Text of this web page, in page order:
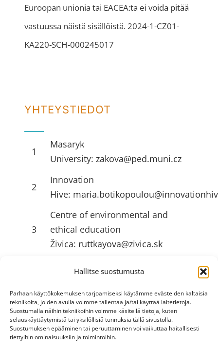
Hallitse suostumusta
Parhaan käyttökokemuksen tarjoamiseksi käytämme evästeiden kaltaisia
tekniikoita, joiden avulla voimme tallentaa ja/tai käyttää laitetietoja.
Suostumalla näihin tekniikoihin voimme käsitellä tietoja, kuten
selauskäyttäytymistä tai yksilöllisiä tunnuksia tällä sivustolla.
Suostumuksen epääminen tai peruuttaminen voi vaikuttaa haitallisesti
tiettyihin ominaisuuksiin ja toimintoihin.
Euroopan unionia tai EACEA:ta ei voida pitää
vastuussa näistä sisällöistä. 2024-1-CZ01-
KA220-SCH-000245017
YHTEYSTIEDOT
1
Masaryk
University:zakova@ped.muni.cz
2
Innovation
Hive:
3
Centre of environmental and
ethical education
Živica: ruttkayova@zivica.sk
HYÖDYLLISIÄ LINKKEJÄ